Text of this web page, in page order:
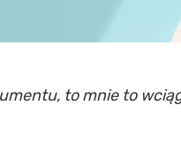
to mnie to